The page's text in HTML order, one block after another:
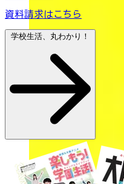
資料請求はこちら
学校生活、丸わかり！